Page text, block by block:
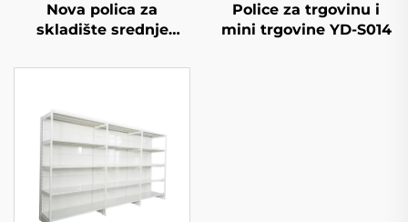
Nova polica za
skladište srednje
Police za trgovinu i
mini trgovine YD-S014